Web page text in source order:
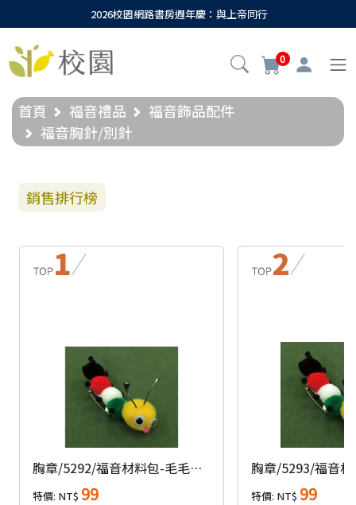
2026校園網路書房週年慶：與上帝同行
0
首頁 福音禮品
福音飾品配件
福音胸針/別針
銷售排行榜
胸章/5292/福音材料包-毛毛蟲(13MM)
特價: NT$99 特價: NT$99